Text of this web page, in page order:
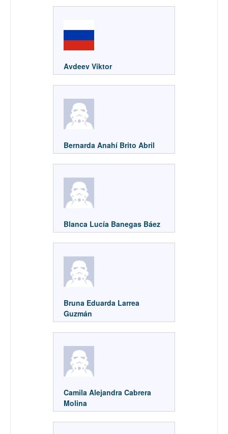
Avdeev Viktor
Bernarda Anahí Brito Abril
Blanca Lucía Banegas Báez
Bruna Eduarda Larrea
Guzmán
Camila Alejandra Cabrera
Molina